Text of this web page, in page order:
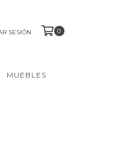
SESIÓN 0
MUEBLES